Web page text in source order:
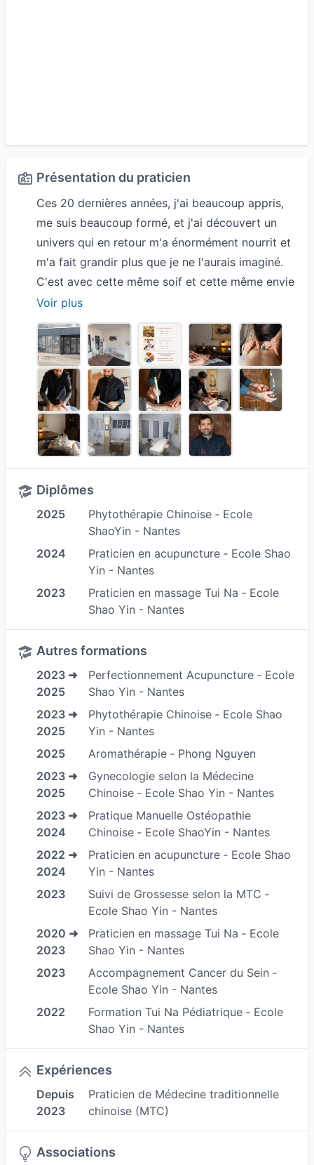
Présentation du praticien
Ces 20 dernières années, j'ai beaucoup appris,
me suis beaucoup formé, et j'ai découvert un
univers qui en retour m'a énormément nourrit et
m'a fait grandir plus que je ne l'aurais imaginé.
C'est avec cette même soif et cette même envie
d’apprendre que j’ai embrassé le monde de la
Médecine Traditionnelle Chinoise. Culture,
religion, philosophie, mode de vie, histoire,
chaque domaine pousse l'être qui s'y intéresse
aux changements les plus profonds.
Je me suis formé au sein de l'Ecole Shao Yin de
Nantes et je continue d'approfondir certains
domaines. En effet, La MTC a tout un panel de
spécialités qu’il est possible d’explorer tout au
long de sa carrière afin de répondre au mieux à
la demande des patients.
J'exerce dans l'institut "Enfance et Parentalité"
situé 14 rue de l’Hôtel de Ville à St Herblain
Aujourd'hui, je pratique sous 3 approches:
2-Consultations dans un cadre préventif en
Cabinet notamment à chaque intersaison. C'est
le concept initial/traditionnel de la Médecine
Chinoise
3-Consultations à domicile chez les particuliers
ou en entreprise dans le cadre de la Qualité de
Vie au travail.
Une consultation de Médecine Traditionnelle
Chinoise se déroule en 4 temps, durant lesquels
je vais chercher à savoir "QUI" est le patient et
"QUEL" est son terrain .
L'observation, l'écoute, le questionnement et
l'examen clinique ( Points /Zones/parties du
corps..) , prise des pouls et examen de la langue
sont mes informations qui me permettent de
faire Un Bilan, de poser des mots sur le motif de
consultation (BIAN BING en chinois) et de
déterminer ce que nous appelons en Chinois
BIAN ZHENG ( que l'on pourrait traduire par
déséquilibre)
Suite à cela intervent un Principe Thérapeutique
( ce que l'on va faire pour
éliminer/diminuer/soulager le déséquilibre) puis
un Principe de Traitement ( Soin).
Voir plus
Diplômes
2025
Phytothérapie Chinoise ‐ Ecole
ShaoYin - Nantes
2024
Praticien en acupuncture ‐ Ecole Shao
Yin - Nantes
2023
Praticien en massage Tui Na ‐ Ecole
Shao Yin - Nantes
Autres formations
2023 ➜
2025
Perfectionnement Acupuncture ‐ Ecole
Shao Yin - Nantes
2023 ➜
2025
Phytothérapie Chinoise ‐ Ecole Shao
Yin - Nantes
2025
Aromathérapie ‐ Phong Nguyen
2023 ➜
2025
Gynecologie selon la Médecine
Chinoise ‐ Ecole Shao Yin - Nantes
2023 ➜
2024
Pratique Manuelle Ostéopathie
Chinoise ‐ Ecole ShaoYin - Nantes
2022 ➜
2024
Praticien en acupuncture ‐ Ecole Shao
Yin - Nantes
2023
Suivi de Grossesse selon la MTC ‐
Ecole Shao Yin - Nantes
2020 ➜
2023
Praticien en massage Tui Na ‐ Ecole
Shao Yin - Nantes
2023
Accompagnement Cancer du Sein ‐
Ecole Shao Yin - Nantes
2022
Formation Tui Na Pédiatrique ‐ Ecole
Shao Yin - Nantes
Expériences
Depuis
2023
Praticien de Médecine traditionnelle
chinoise (MTC)
Associations